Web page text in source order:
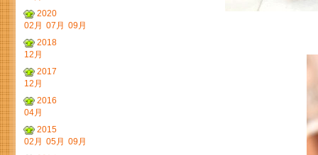
2020
02月 07月 09月
2018
12月
2017
12月
2016
04月
2015
02月 05月 09月